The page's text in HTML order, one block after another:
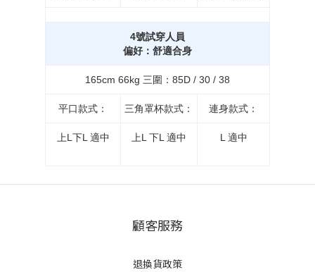
4號試穿人員
偏好：舒適合身
165cm 66kg 三圍：85D / 30 / 38
平口款式： 三角罩杯款式： 連身款式：
上L下L 適中 上L 下L 適中 L 適中
顧客服務
退換貨政策